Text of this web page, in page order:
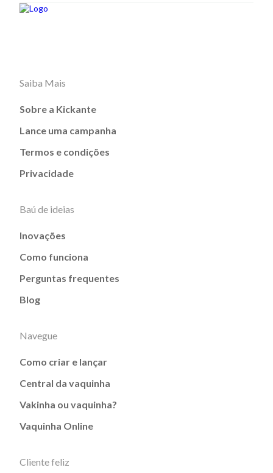
Saiba Mais
Sobre a Kickante
Lance uma campanha
Termos e condições
Privacidade
Baú de ideias
Inovações
Como funciona
Perguntas frequentes
Blog
Navegue
Como criar e lançar
Central da vaquinha
Vakinha ou vaquinha?
Vaquinha Online
Cliente feliz